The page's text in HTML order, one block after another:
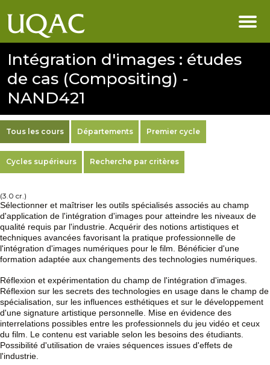
Intégration d'images : études
de cas (Compositing) -
NAND421
Tous les cours Départements Premier cycle
Cycles supérieurs Recherche par critères
(3.0 cr.)
Sélectionner et maîtriser les outils spécialisés associés au champ
d'application de l'intégration d'images pour atteindre les niveaux de
qualité requis par l'industrie. Acquérir des notions artistiques et
techniques avancées favorisant la pratique professionnelle de
l'intégration d'images numériques pour le film. Bénéficier d'une
formation adaptée aux changements des technologies numériques.
Réflexion et expérimentation du champ de l'intégration d'images.
Réflexion sur les secrets des technologies en usage dans le champ de
spécialisation, sur les influences esthétiques et sur le développement
d'une signature artistique personnelle. Mise en évidence des
interrelations possibles entre les professionnels du jeu vidéo et ceux
du film. Le contenu est variable selon les besoins des étudiants.
Possibilité d'utilisation de vraies séquences issues d'effets de
l'industrie.